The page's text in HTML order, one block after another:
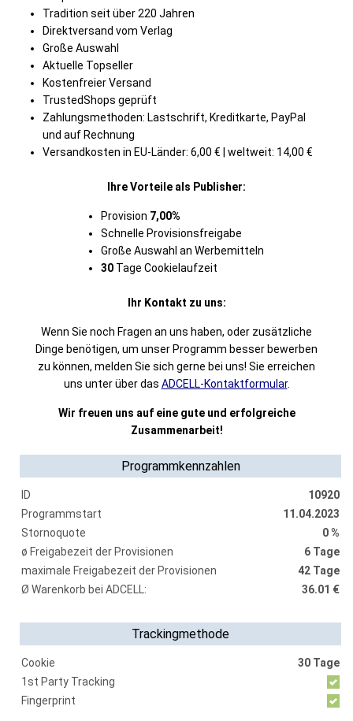
Tradition seit über 220 Jahren
Direktversand vom Verlag
Große Auswahl
Aktuelle Topseller
Kostenfreier Versand
TrustedShops geprüft
Zahlungsmethoden: Lastschrift, Kreditkarte, PayPal
und auf Rechnung
Versandkosten in EU-Länder: 6,00 € | weltweit: 14,00 €
Ihre Vorteile als Publisher:
Provision 7,00%
Schnelle Provisionsfreigabe
Große Auswahl an Werbemitteln
30 Tage Cookielaufzeit
Ihr Kontakt zu uns:
Wenn Sie noch Fragen an uns haben, oder zusätzliche
Dinge benötigen, um unser Programm besser bewerben
zu können, melden Sie sich gerne bei uns! Sie erreichen
uns unter über das ADCELL-Kontaktformular.
Wir freuen uns auf eine gute und erfolgreiche
Zusammenarbeit!
Programmkennzahlen
ID
10920
Programmstart
11.04.2023
Stornoquote
0 %
ø Freigabezeit der Provisionen
6 Tage
maximale Freigabezeit der Provisionen
42 Tage
Ø Warenkorb bei ADCELL:
36.01 €
Trackingmethode
Cookie
30 Tage
1st Party Tracking
Fingerprint